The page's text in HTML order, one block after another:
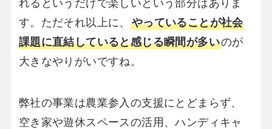
れるというだけで楽しいという部分はありま
す。ただそれ以上に、 やっていることが社会
課題に直結していると感じる瞬間が多いのが
大きなやりがいですね。
弊社の事業は農業参入の支援にとどまらず、
空き家や遊休スペースの活用、ハンディキャ